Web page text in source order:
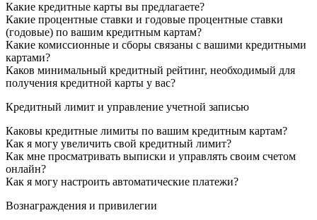
Какие кредитные карты вы предлагаете?
Какие процентные ставки и годовые процентные ставки
(годовые) по вашим кредитным картам?
Какие комиссионные и сборы связаны с вашими кредитными
картами?
Каков минимальный кредитный рейтинг, необходимый для
получения кредитной карты у вас?
Кредитный лимит и управление учетной записью
Каковы кредитные лимиты по вашим кредитным картам?
Как я могу увеличить свой кредитный лимит?
Как мне просматривать выписки и управлять своим счетом
онлайн?
Как я могу настроить автоматические платежи?
Вознаграждения и привилегии